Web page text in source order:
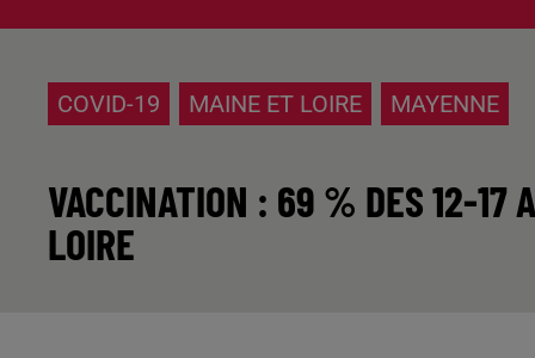
COVID-19 MAINE ET LOIRE MAYENNE
VACCINATION : 69 % DES 12-17
LOIRE